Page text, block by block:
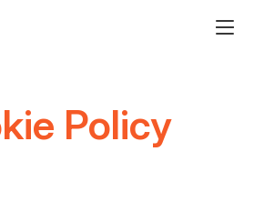
Policy